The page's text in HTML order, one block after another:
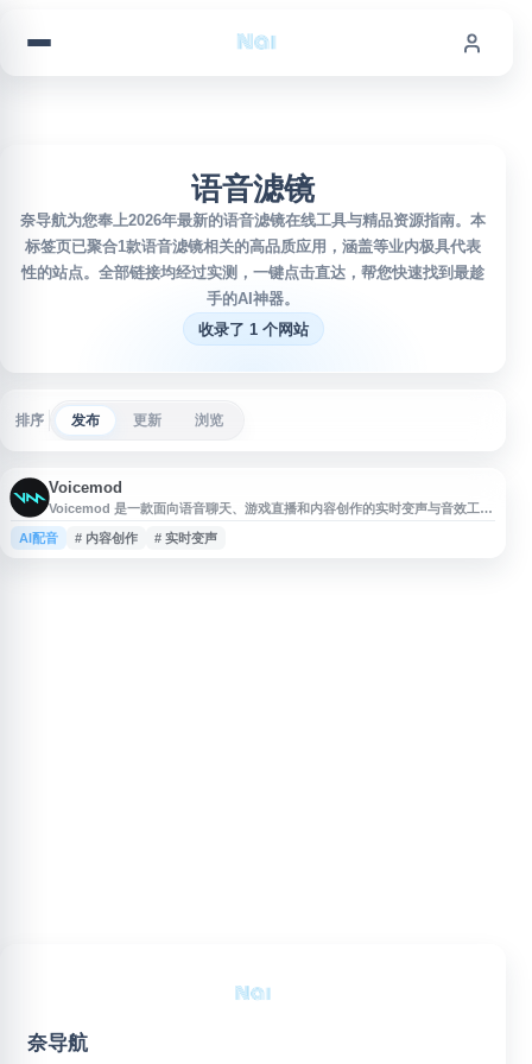
语音滤镜
奈导航为您奉上2026年最新的语音滤镜在线工具与精品资源指南。本
标签页已聚合1款语音滤镜相关的高品质应用，涵盖等业内极具代表
性的站点。全部链接均经过实测，一键点击直达，帮您快速找到最趁
手的AI神器。
收录了 1 个网站
排序 发布 更新 浏览
Voicemod
Voicemod 是一款面向语音聊天、游戏直播和内容创作的实时变声与音效工
具，支持在多种通讯、游戏和直播平台中使用。用户可通过其语音滤镜、音效
板和自定义声音功能，快速调整麦克风输出效果，适用于直播互动、在线会
AI配音 # 内容创作 # 实时变声
奈导航